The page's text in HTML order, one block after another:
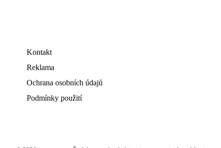
Kontakt
Reklama
Ochrana osobních údajů
Podmínky použití